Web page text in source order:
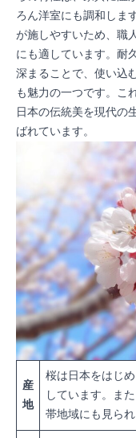
ろん洋室にも調和しま
が施しやすいため、職
にも適しています。耐
深まることで、使い込
も魅力の一つです。こ
日本の伝統美を現代の
ばれています。
産
地
桜は日本をはじ
しています。ま
帯地域にも見られ